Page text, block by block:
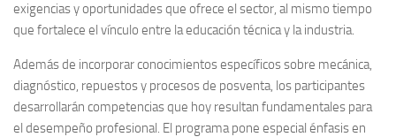
exigencias y oportunidades que ofrece el sector, al mismo tiempo
que fortalece el vínculo entre la educación técnica y la industria.
Además de incorporar conocimientos específicos sobre mecánica,
diagnóstico, repuestos y procesos de posventa, los participantes
desarrollarán competencias que hoy resultan fundamentales para
el desempeño profesional. El programa pone especial énfasis en